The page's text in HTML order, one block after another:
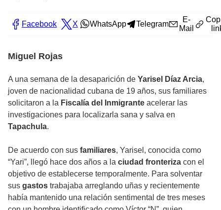
Facebook X WhatsApp Telegram
E-
Mail
Miguel Rojas
A una semana de la desaparición de Yarisel Díaz Arcia,
joven de nacionalidad cubana de 19 años, sus familiares
solicitaron a la Fiscalía del Inmigrante acelerar las
investigaciones para localizarla sana y salva en
Tapachula.
De acuerdo con sus familiares, Yarisel, conocida como
“Yari”, llegó hace dos años a la ciudad fronteriza con el
objetivo de establecerse temporalmente. Para solventar
sus gastos trabajaba arreglando uñas y recientemente
había mantenido una relación sentimental de tres meses